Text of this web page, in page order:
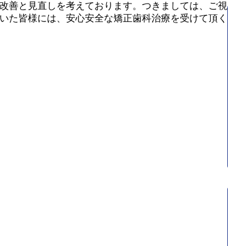
善と見直しを考えております。つきましては、ご視
皆様には、安心安全な矯正歯科治療を受けて頂く